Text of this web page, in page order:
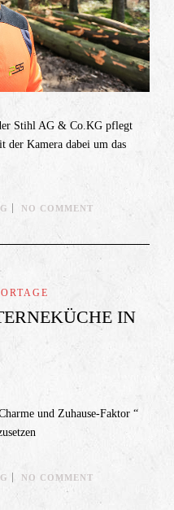
Stihl AG & Co.KG pflegt
der Kamera dabei um das
NO COMMENT
IN
und Zuhause-Faktor “
NO COMMENT